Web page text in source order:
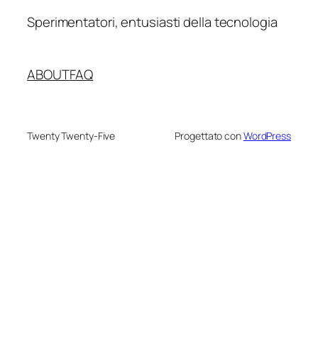
Sperimentatori, entusiasti della tecnologia
ABOUTFAQ
Twenty Twenty-Five Progettato conWordPress